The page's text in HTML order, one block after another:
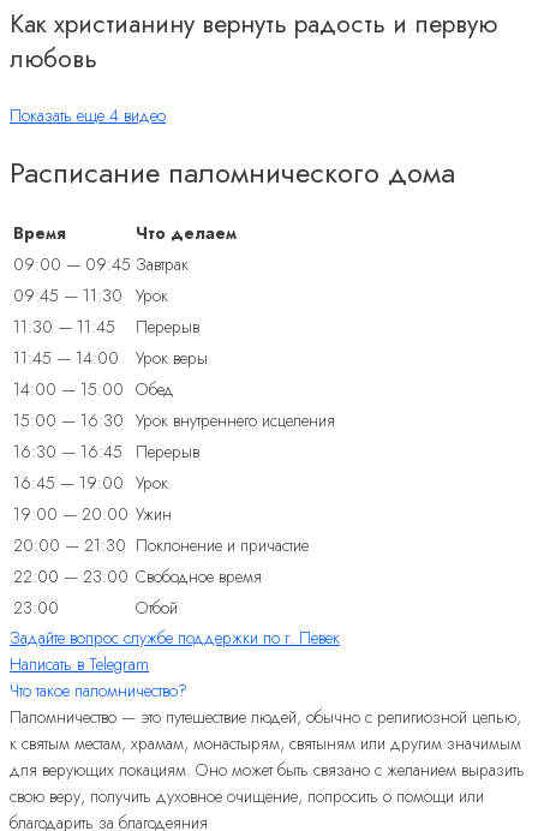
Как христианину вернуть радость и первую
любовь
Показать еще 4 видео
Расписание паломнического дома
Время
Что делаем
09:00 — 09:45 Завтрак
09:45 — 11:30 Урок
11:30 — 11:45
Перерыв
11:45 — 14:00
Урок веры
14:00 — 15:00 Обед
15:00 — 16:30 Урок внутреннего исцеления
16:30 — 16:45
Перерыв
16:45 — 19:00 Урок
19:00 — 20:00 Ужин
20:00 — 21:30 Поклонение и причастие
22:00 — 23:00 Свободное время
23:00
Отбой
Задайте вопрос службе поддержки по г. Певек
Написать в Telegram
Что такое паломничество?
Паломничество — это путешествие людей, обычно с религиозной целью,
к святым местам, храмам, монастырям, святыням или другим значимым
для верующих локациям. Оно может быть связано с желанием выразить
свою веру, получить духовное очищение, попросить о помощи или
благодарить за благодеяния